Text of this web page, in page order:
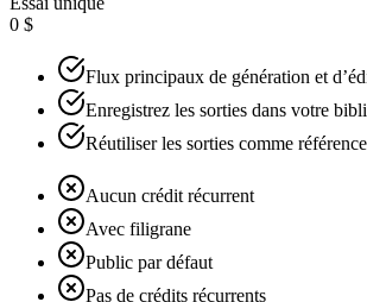
0 $
Flux principaux de génération et
Enregistrez les sorties dans votre
Réutiliser les sorties comme
Aucun crédit récurrent
Avec filigrane
Public par défaut
Pas de crédits récurrents